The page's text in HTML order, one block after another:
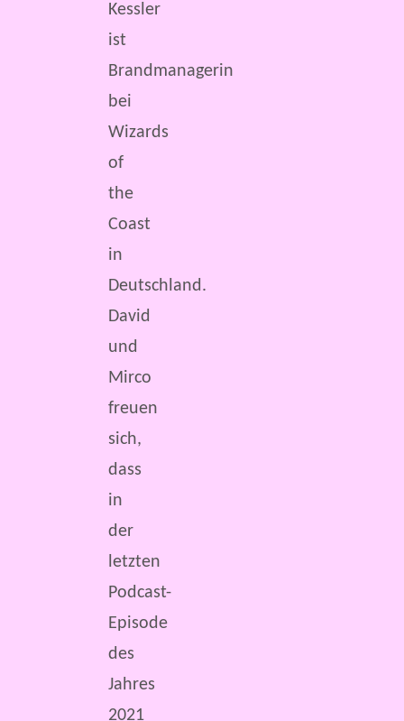
Kessler
ist
Brandmanagerin
bei
Wizards
of
the
Coast
in
Deutschland.
David
und
Mirco
freuen
sich,
dass
in
der
letzten
Podcast-
Episode
des
Jahres
2021